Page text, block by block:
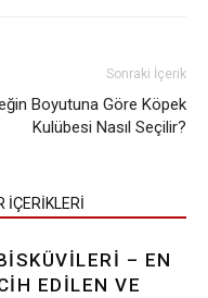
Sonraki İçerik
Boyutuna Göre Köpek
Kulübesi Nasıl Seçilir?
İÇERİKLERİ
– EN
EDILEN VE